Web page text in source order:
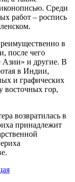
Среди
работ – роспись
в
после чего
Азии» и другие. В
в Индии,
и графических
восточных гор,
возвратилась в
принадлежит